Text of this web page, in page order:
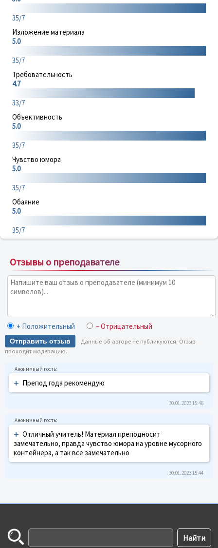
35/7
Изложение материала
5.0
35/7
Требовательность
4.7
33/7
Объективность
5.0
35/7
Чувство юмора
5.0
35/7
Обаяние
5.0
35/7
Отзывы о преподавателе
+ Положительный – Отрицательный
Отправить отзыв
Данные об авторе не публикуются. Отзыв
проходит модерацию.
+ Препод года рекомендую
30.01.2023 15:46
+ Отличный учитель! Материал преподносит
замечательно, правда чувство юмора на уровне мусорного
контейнера, а так все замечательно
30.01.2023 15:44